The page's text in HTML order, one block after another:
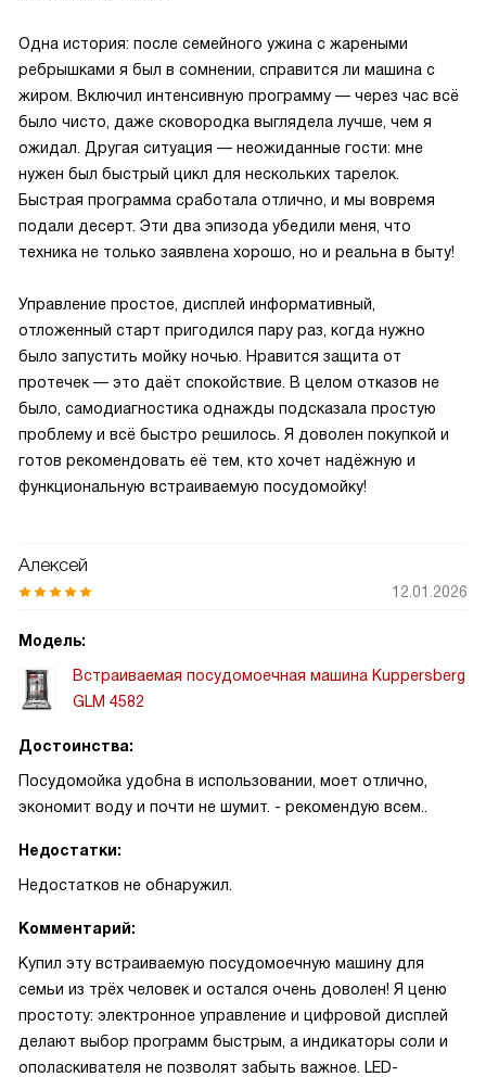
Одна история: после семейного ужина с жареными
ребрышками я был в сомнении, справится ли машина с
жиром. Включил интенсивную программу — через час всё
было чисто, даже сковородка выглядела лучше, чем я
ожидал. Другая ситуация — неожиданные гости: мне
нужен был быстрый цикл для нескольких тарелок.
Быстрая программа сработала отлично, и мы вовремя
подали десерт. Эти два эпизода убедили меня, что
техника не только заявлена хорошо, но и реальна в быту!
Управление простое, дисплей информативный,
отложенный старт пригодился пару раз, когда нужно
было запустить мойку ночью. Нравится защита от
протечек — это даёт спокойствие. В целом отказов не
было, самодиагностика однажды подсказала простую
проблему и всё быстро решилось. Я доволен покупкой и
готов рекомендовать её тем, кто хочет надёжную и
функциональную встраиваемую посудомойку!
Алексей
12.01.2026
Модель:
Встраиваемая посудомоечная машина Kuppersberg
GLM 4582
Достоинства:
Посудомойка удобна в использовании, моет отлично,
экономит воду и почти не шумит. - рекомендую всем..
Недостатки:
Недостатков не обнаружил.
Комментарий:
Купил эту встраиваемую посудомоечную машину для
семьи из трёх человек и остался очень доволен! Я ценю
простоту: электронное управление и цифровой дисплей
делают выбор программ быстрым, а индикаторы соли и
ополаскивателя не позволят забыть важное. LED-